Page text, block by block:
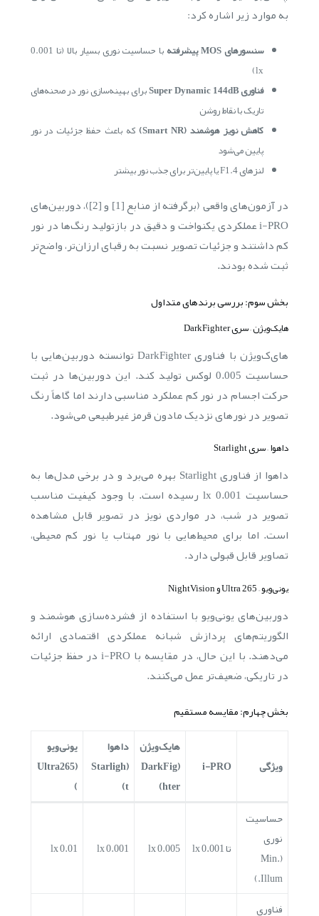
به موارد زیر اشاره کرد:
سنسورهای MOS پیشرفته
با حساسیت نوری بسیار بالا (تا 0.001
lx)
فناوری Super Dynamic 144dB
برای بهینه‌سازی نور در صحنه‌های
تاریک با نقاط روشن
کاهش نویز هوشمند (Smart NR)
که باعث حفظ جزئیات در نور
پایین می‌شود
لنزهای F1.4 یا پایین‌تر برای جذب نور بیشتر
در آزمون‌های واقعی (برگرفته از منابع [1] و [2])، دوربین‌های
i-PRO عملکردی یکنواخت و دقیق در بازتولید رنگ‌ها در نور
کم داشتند و جزئیات تصویر نسبت به رقبای ارزان‌تر، واضح‌تر
ثبت شده بودند.
بخش سوم: بررسی برندهای متداول
هایک‌ویژن – سری DarkFighter
های‌ک‌ویژن با فناوری DarkFighter توانسته دوربین‌هایی با
حساسیت 0.005 لوکس تولید کند. این دوربین‌ها در ثبت
حرکت اجسام در نور کم عملکرد مناسبی دارند اما گاهاً رنگ
تصویر در نورهای نزدیک مادون قرمز غیرطبیعی می‌شود.
داهوا – سری Starlight
داهوا از فناوری Starlight بهره می‌برد و در برخی مدل‌ها به
حساسیت 0.001 lx رسیده است. با وجود کیفیت مناسب
تصویر در شب، در مواردی نویز در تصویر قابل مشاهده
است. اما برای محیط‌هایی با نور مهتاب یا نور کم محیطی،
تصاویر قابل قبولی دارد.
یونی‌ویو – Ultra 265 و NightVision
دوربین‌های یونی‌ویو با استفاده از فشرده‌سازی هوشمند و
الگوریتم‌های پردازش شبانه عملکردی اقتصادی ارائه
می‌دهند. با این حال، در مقایسه با i-PRO در حفظ جزئیات
در تاریکی، ضعیف‌تر عمل می‌کنند.
بخش چهارم: مقایسه مستقیم
ویژگی i-PRO
هایک‌ویژن
(DarkFig
hter)
داهوا
(Starligh
t)
یونی‌ویو
(Ultra265
)
حساسیت
نوری
(Min.
Illum.)
تا 0.001 lx 0.005 lx
0.001 lx
0.01 lx
فناوری